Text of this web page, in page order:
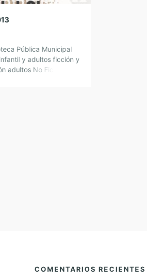
Pública Municipal
y adultos ficción y
adultos No Ficción
COMENTARIOS RECIENTES